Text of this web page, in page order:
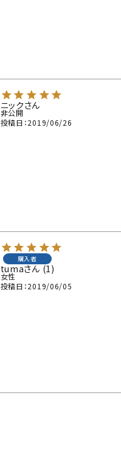
ニック
非公開
投稿日 2019/06/26
購入者
tuma 1
女性
投稿日 2019/06/05